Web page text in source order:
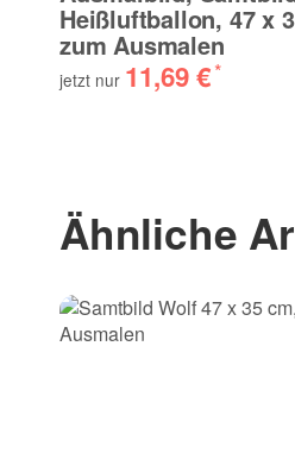
Heißluftballon, 47 x
zum Ausmalen
jetzt nur 11,69 €*
Ähnliche